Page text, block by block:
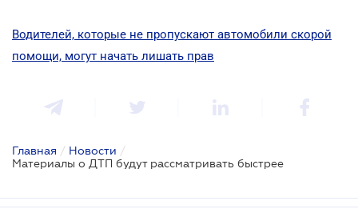
Водителей, которые не пропускают автомобили скорой
помощи, могут начать лишать прав
Главная / Новости /
Материалы о ДТП будут рассматривать быстрее